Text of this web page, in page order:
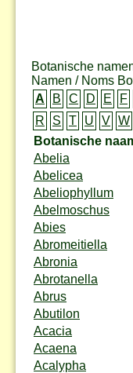
Botanische
Namen / Noms
A
B C D E F
R
S T U V W
Botanische
Abelia
Abelicea
Abeliophyllum
Abelmoschus
Abies
Abromeitiella
Abronia
Abrotanella
Abrus
Abutilon
Acacia
Acaena
Acalypha